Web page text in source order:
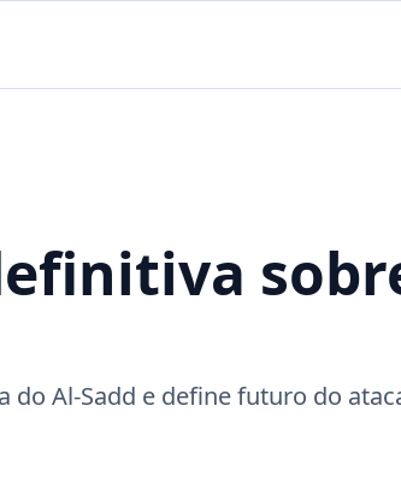
Al-Sadd e define futuro do